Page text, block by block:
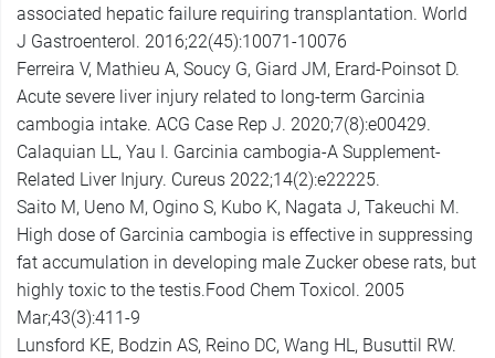
associated hepatic failure requiring transplantation. World
J Gastroenterol. 2016;22(45):10071-10076
Ferreira V, Mathieu A, Soucy G, Giard JM, Erard-Poinsot D.
Acute severe liver injury related to long-term Garcinia
cambogia intake. ACG Case Rep J. 2020;7(8):e00429.
Calaquian LL, Yau I. Garcinia cambogia-A Supplement-
Related Liver Injury. Cureus 2022;14(2):e22225.
Saito M, Ueno M, Ogino S, Kubo K, Nagata J, Takeuchi M.
High dose of Garcinia cambogia is effective in suppressing
fat accumulation in developing male Zucker obese rats, but
highly toxic to the testis.Food Chem Toxicol. 2005
Mar;43(3):411-9
Lunsford KE, Bodzin AS, Reino DC, Wang HL, Busuttil RW.